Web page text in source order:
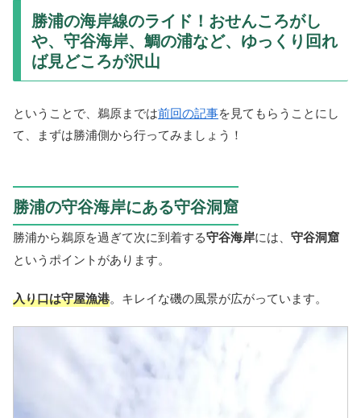
勝浦の海岸線のライド！おせんころがし
や、守谷海岸、鯛の浦など、ゆっくり回れ
ば見どころが沢山
ということで、鵜原までは前回の記事を見てもらうことにし
て、まずは勝浦側から行ってみましょう！
勝浦の守谷海岸にある守谷洞窟
勝浦から鵜原を過ぎて次に到着する守谷海岸には、 守谷洞窟
というポイントがあります。
入り口は守屋漁港。キレイな磯の風景が広がっています。